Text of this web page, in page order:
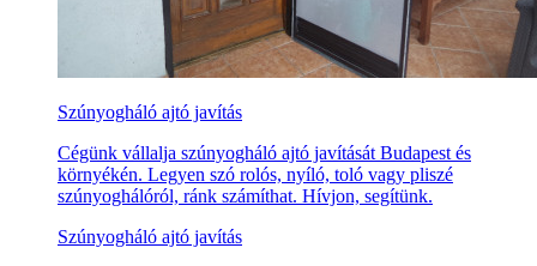
Szúnyogháló ajtó javítás
Cégünk vállalja szúnyogháló ajtó javítását Budapest és
környékén. Legyen szó rolós, nyíló, toló vagy pliszé
szúnyoghálóról, ránk számíthat. Hívjon, segítünk.
Szúnyogháló ajtó javítás